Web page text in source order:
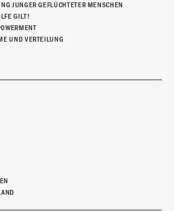
JUNGER GEFLÜCHTETER MENSCHEN
GILT!
UND VERTEILUNG